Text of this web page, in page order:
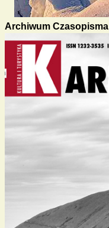
Archiwum Czasopisma